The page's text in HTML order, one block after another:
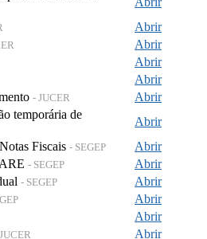
Abrir
Abrir
Abrir
Abrir
- JUCER
Abrir
temporária de
Abrir
Fiscais - SEGEP
Abrir
- SEGEP
Abrir
- SEGEP
Abrir
Abrir
Abrir
Abrir